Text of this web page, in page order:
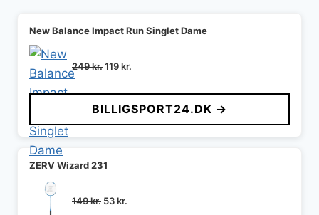
New Balance Impact Run Singlet Dame
249kr.Den
pris
var:
249 kr..
119kr.
pris
er:
119 kr..
BILLIGSPORT24.DK →
ZERV Wizard 231
149kr. Den
53kr.